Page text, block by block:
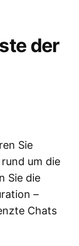
der
Sie
um die
Sie die
–
Chats